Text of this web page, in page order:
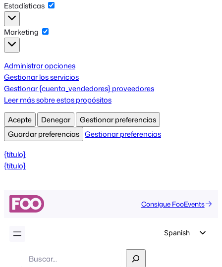
Estadísticas
Estadísticas
Marketing
Marketing
Administrar opciones
Gestionar los servicios
Gestionar {cuenta_vendedores} proveedores
Leer más sobre estos propósitos
Acepte
Denegar
Gestionar preferencias
Guardar preferencias Gestionar preferencias
{título}
{título}
Consigue FooEvents
Spanish
Buscar